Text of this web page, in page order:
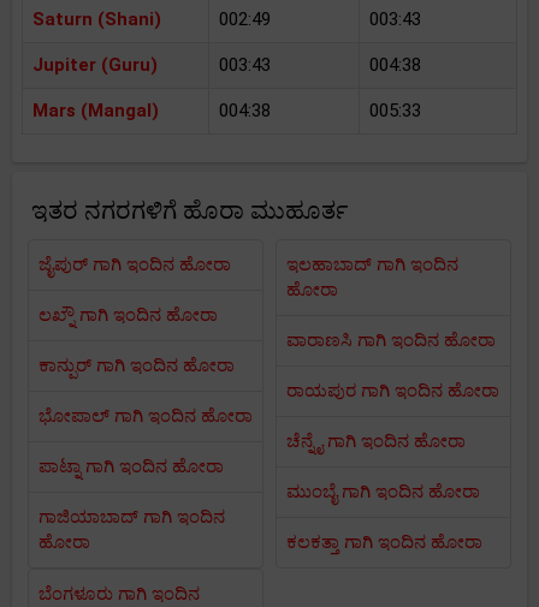
Saturn (Shani) 002:49 003:43
Jupiter (Guru) 003:43 004:38
Mars (Mangal) 004:38 005:33
ಇತರ ನಗರಗಳಿಗೆ ಹೊರಾ ಮುಹೂರ್ತ
ಜೈಪುರ್ ಗಾಗಿ ಇಂದಿನ ಹೋರಾ
ಲಖ್ನೌ ಗಾಗಿ ಇಂದಿನ ಹೋರಾ
ಕಾನ್ಪುರ್ ಗಾಗಿ ಇಂದಿನ ಹೋರಾ
ಭೋಪಾಲ್ ಗಾಗಿ ಇಂದಿನ ಹೋರಾ
ಪಾಟ್ನಾ ಗಾಗಿ ಇಂದಿನ ಹೋರಾ
ಗಾಜಿಯಾಬಾದ್ ಗಾಗಿ ಇಂದಿನ
ಹೋರಾ
ಇಲಹಾಬಾದ್ ಗಾಗಿ ಇಂದಿನ
ಹೋರಾ
ವಾರಾಣಸಿ ಗಾಗಿ ಇಂದಿನ ಹೋರಾ
ರಾಯಪುರ ಗಾಗಿ ಇಂದಿನ ಹೋರಾ
ಚೆನ್ನೈ ಗಾಗಿ ಇಂದಿನ ಹೋರಾ
ಮುಂಬೈ ಗಾಗಿ ಇಂದಿನ ಹೋರಾ
ಕಲಕತ್ತಾ ಗಾಗಿ ಇಂದಿನ ಹೋರಾ
ಬೆಂಗಳೂರು ಗಾಗಿ ಇಂದಿನ